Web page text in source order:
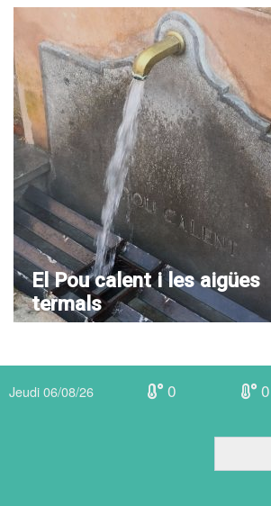
El Pou calent i les aigües
termals
Jeudi 06/08/26 0 0